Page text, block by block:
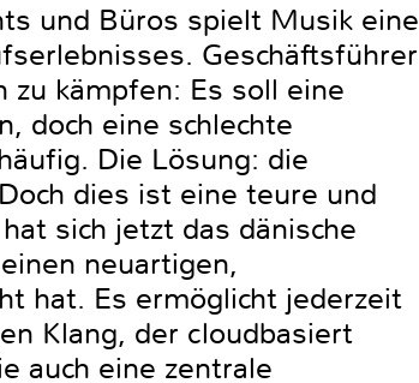
und Büros spielt Musik eine
Geschäftsführer
zu kämpfen: Es soll eine
doch eine schlechte
Die Lösung: die
dies ist eine teure und
sich jetzt das dänische
neuartigen,
hat. Es ermöglicht jederzeit
Klang, der cloudbasiert
auch eine zentrale